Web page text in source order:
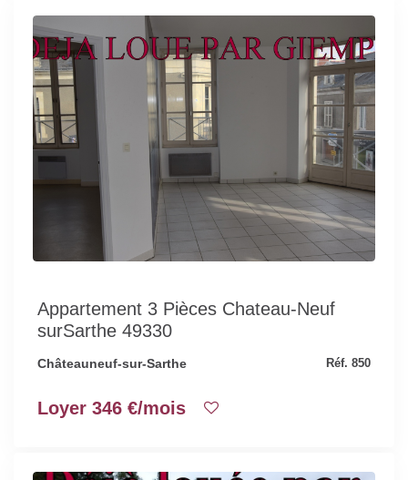
Appartement 3 Pièces Chateau-Neuf
surSarthe 49330
Châteauneuf-sur-Sarthe Réf. 850
Loyer 346 €/mois